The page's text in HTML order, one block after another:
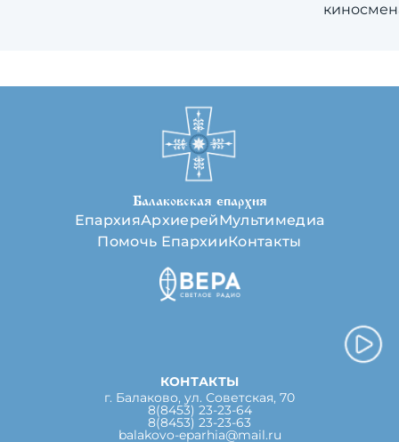
Балаковская епархия
ЕпархияАрхиерейМультимедиа
Помочь ЕпархииКонтакты
КОНТАКТЫ
г. Балаково, ул. Советская, 70
8(8453) 23-23-64
8(8453) 23-23-63
balakovo-eparhia@mail.ru